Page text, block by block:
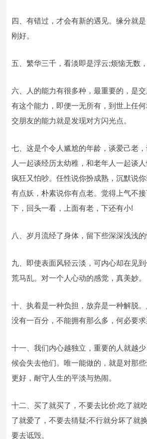
四、有错过，才会有新的遇见。缘分就
刚好。
五、繁华三千，看淡即是浮云;烦恼无数
六、人的能力有很多种，最重要的，是
有这个能力，即便一无所有，到世上任
交朋友的能力就是发现对方闪光点。
七、这是个令人尴尬的年龄，谈爱己老
人一起谈经历太幼稚，和老年人一起谈
疯狂又怕吵。任性说你扮成熟，沉默说
有点妖，朴素说你有点老。觉得上气不
下，回头一看，上面有老，下还有小!
八、岁月流经了身体，留下些深深浅浅的
九、即使表面风轻云淡，可内心却在见
荒马乱。对一个人心动的感觉，真美妙。
十、执着是一种负担，放弃是一种解脱
没有一百分，不能拥有那么多，何必要求
十一、我们内心越独立，重要的人就越
候会失去他们。唯一能做的，就是对那
更好，耐守人生的平淡与热闹。
十二、买了就买了，不要去比价;吃了就
了就爱了，不要去猜疑;不行就分坏了就
要去诋毁。